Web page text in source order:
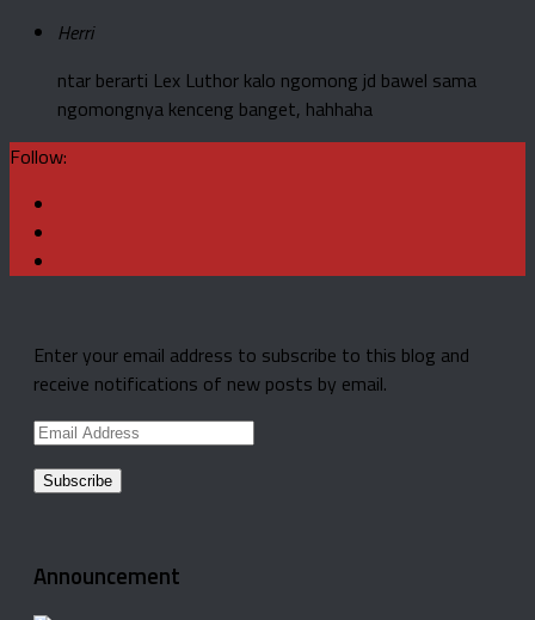
Herri
ntar berarti Lex Luthor kalo ngomong jd bawel sama
ngomongnya kenceng banget, hahhaha
Follow:
Enter your email address to subscribe to this blog and
receive notifications of new posts by email.
Email
Announcement